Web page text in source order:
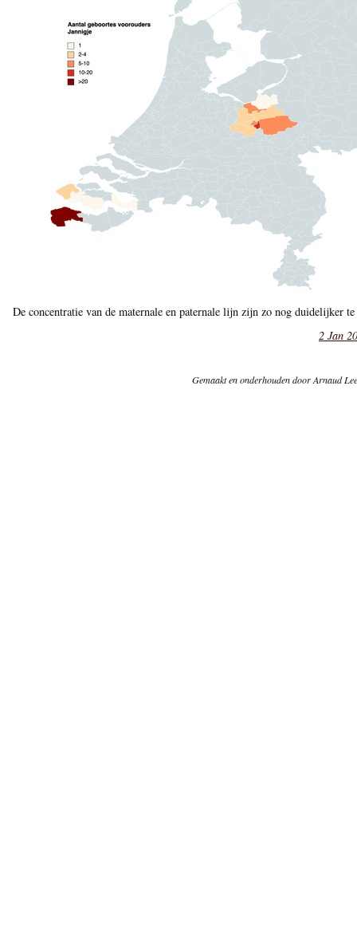
De concentratie van de maternale en paternale lijn zijn zo nog duidelijker
2 Jan
Gemaakt en onderhouden door Arnaud